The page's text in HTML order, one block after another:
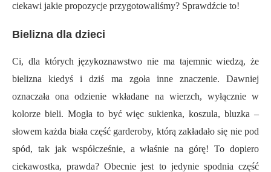
ciekawi jakie propozycje przygotowaliśmy? Sprawdźcie to!
Bielizna dla dzieci
Ci, dla których językoznawstwo nie ma tajemnic wiedzą, że
bielizna kiedyś i dziś ma zgoła inne znaczenie. Dawniej
oznaczała ona odzienie wkładane na wierzch, wyłącznie w
kolorze bieli. Mogła to być więc sukienka, koszula, bluzka –
słowem każda biała część garderoby, którą zakładało się nie pod
spód, tak jak współcześnie, a właśnie na górę! To dopiero
ciekawostka, prawda? Obecnie jest to jedynie spodnia część